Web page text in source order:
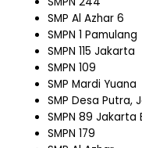
SMP Al Azhar 6
SMPN 1 Pamulang
SMPN 115 Jakarta
SMPN 109
SMP Mardi Yuana
SMP Desa Putra,
SMPN 89 Jakarta
SMPN 179